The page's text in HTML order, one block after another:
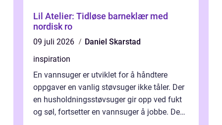
Lil Atelier: Tidløse barneklær med
nordisk ro
09 juli 2026
Daniel Skarstad
inspiration
En vannsuger er utviklet for å håndtere
oppgaver en vanlig støvsuger ikke tåler. Der
en husholdningsstøvsuger gir opp ved fukt
og søl, fortsetter en vannsuger å jobbe. Den